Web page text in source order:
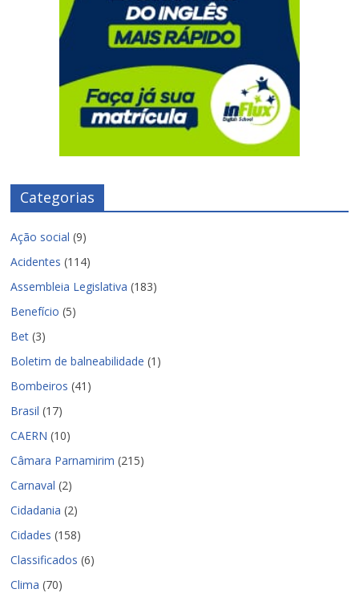
Categorias
Ação social (9)
Acidentes (114)
Assembleia Legislativa (183)
Benefício (5)
Bet (3)
Boletim de balneabilidade (1)
Bombeiros (41)
Brasil (17)
CAERN (10)
Câmara Parnamirim (215)
Carnaval (2)
Cidadania (2)
Cidades (158)
Classificados (6)
Clima (70)